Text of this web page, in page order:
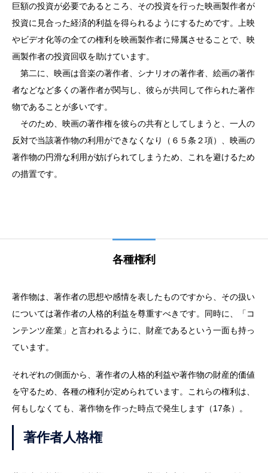
巨額の投資が必要であるところ、その投資を行った映画製作者が
投資に見合った経済的利益を得られるようにするためです。上映
やビデオ化等の全ての権利を映画製作者に帰属させることで、映
画製作者の投資回収を助けています。
第二に、映画は音楽の著作者、シナリオの著作者、絵画の著作
者などなど多くの著作者が関与し、彼らが共同して作られた著作
物であることが多いです。
そのため、映画の著作権を彼らの共有としてしまうと、一人の
反対で当該著作物の利用ができなくなり（６５条２項）、映画の
著作物の円滑な利用が妨げられてしまうため、これを避けるため
の措置です。
各種権利
著作物は、著作者の思想や感情を表したものですから、その扱い
については著作者の人格的利益を尊重すべきです。同時に、「コ
ンテンツ産業」と言われるように、財産であるという一面も持っ
ています。
それぞれの側面から、著作者の人格的利益や著作物の財産的価値
を守るため、各種の権利が定められています。これらの権利は、
何もしなくても、著作物を作った時点で発生します（17条）。
著作者人格権